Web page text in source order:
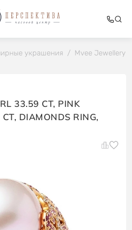
украшения / Mvee Jewellery
33.59 CT, PINK
DIAMONDS RING,